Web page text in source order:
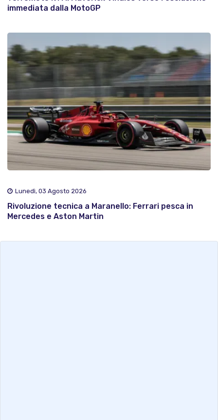
immediata dalla MotoGP
Lunedì, 03 Agosto 2026
Rivoluzione tecnica a Maranello: Ferrari pesca in
Mercedes e Aston Martin